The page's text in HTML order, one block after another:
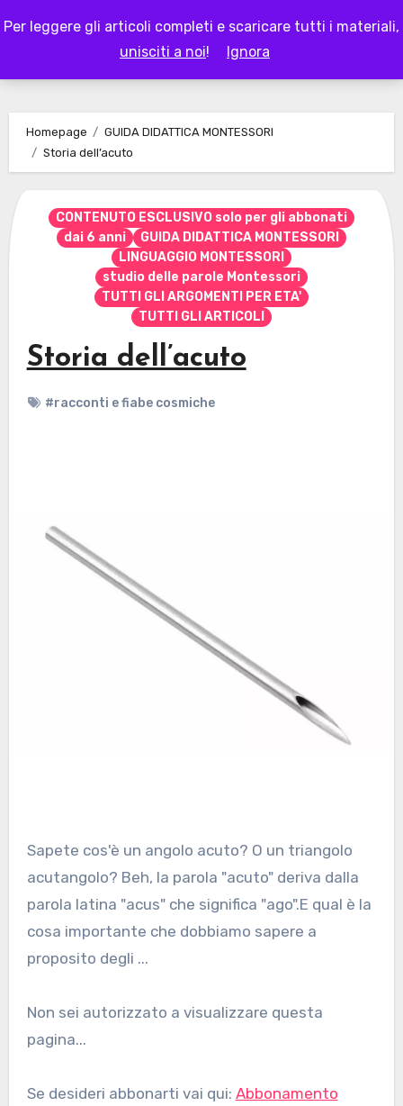
Per leggere gli articoli completi e scaricare tutti i materiali,
unisciti a noi! Ignora
to
LAPAPPADOLCE
Homepage
GUIDA DIDATTICA MONTESSORI
Storia dell’acuto
CONTENUTO ESCLUSIVO solo per gli abbonati
dai 6 anni
GUIDA DIDATTICA MONTESSORI
LINGUAGGIO MONTESSORI
studio delle parole Montessori
TUTTI GLI ARGOMENTI PER ETA'
TUTTI GLI ARTICOLI
Storia dell’acuto
#racconti e fiabe cosmiche
Sapete cos'è un angolo acuto? O un triangolo
acutangolo? Beh, la parola "acuto" deriva dalla
parola latina "acus" che significa "ago".E qual è la
cosa importante che dobbiamo sapere a
proposito degli ...
Non sei autorizzato a visualizzare questa
pagina...
Se desideri abbonarti vai qui: Abbonamento